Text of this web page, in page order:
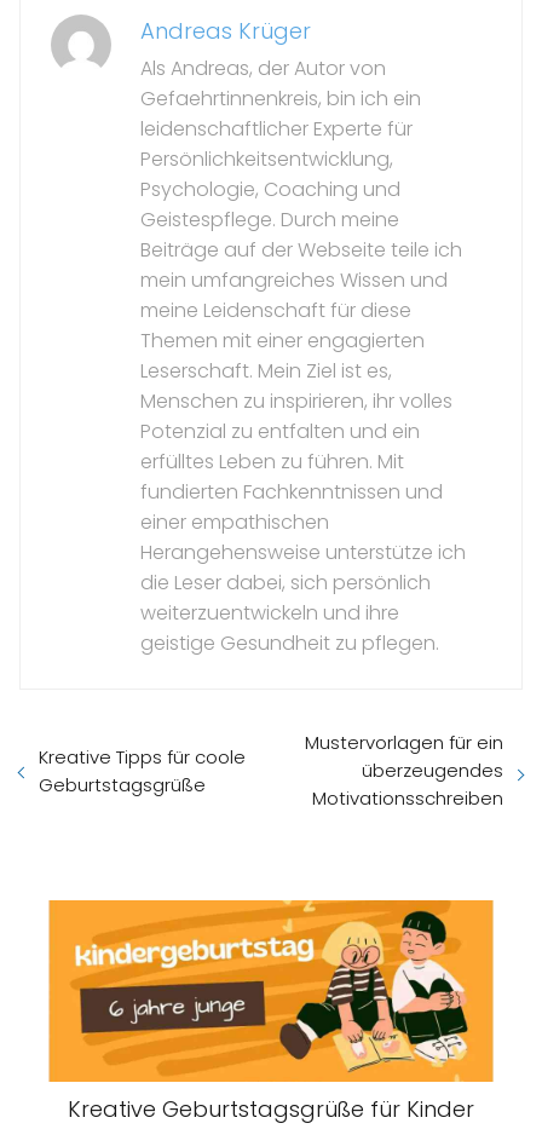
Andreas Krüger
Als Andreas, der Autor von
Gefaehrtinnenkreis, bin ich ein
leidenschaftlicher Experte für
Persönlichkeitsentwicklung,
Psychologie, Coaching und
Geistespflege. Durch meine
Beiträge auf der Webseite teile ich
mein umfangreiches Wissen und
meine Leidenschaft für diese
Themen mit einer engagierten
Leserschaft. Mein Ziel ist es,
Menschen zu inspirieren, ihr volles
Potenzial zu entfalten und ein
erfülltes Leben zu führen. Mit
fundierten Fachkenntnissen und
einer empathischen
Herangehensweise unterstütze ich
die Leser dabei, sich persönlich
weiterzuentwickeln und ihre
geistige Gesundheit zu pflegen.
Kreative Tipps für coole
Geburtstagsgrüße
Mustervorlagen für ein
überzeugendes
Motivationsschreiben
Kreative Geburtstagsgrüße für Kinder